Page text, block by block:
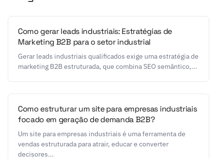
Como gerar leads industriais: Estratégias de
Marketing B2B para o setor industrial
Gerar leads industriais qualificados exige uma estratégia de
marketing B2B estruturada, que combina SEO semântico,...
Como estruturar um site para empresas industriais
focado em geração de demanda B2B?
Um site para empresas industriais é uma ferramenta de
vendas estruturada para atrair, educar e converter
decisores...